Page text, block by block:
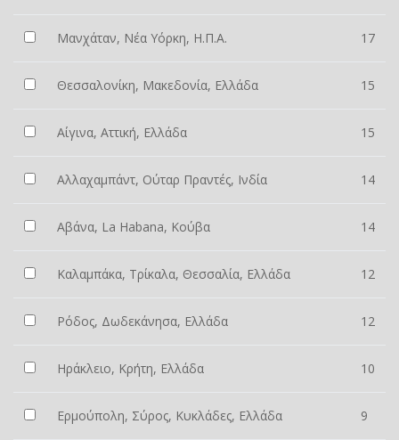
Μανχάταν, Νέα Υόρκη, Η.Π.Α. 17
Θεσσαλονίκη, Μακεδονία, Ελλάδα 15
Αίγινα, Αττική, Ελλάδα 15
Αλλαχαμπάντ, Ούταρ Πραντές, Ινδία 14
Αβάνα, La Habana, Κούβα 14
Καλαμπάκα, Τρίκαλα, Θεσσαλία, Ελλάδα 12
Ρόδος, Δωδεκάνησα, Ελλάδα 12
Ηράκλειο, Κρήτη, Ελλάδα 10
Ερμούπολη, Σύρος, Κυκλάδες, Ελλάδα 9